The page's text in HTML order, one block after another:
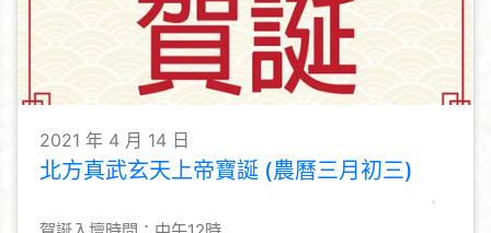
2021 年 4 月 14 日
北方真武玄天上帝寶誕 (農曆三月初三)